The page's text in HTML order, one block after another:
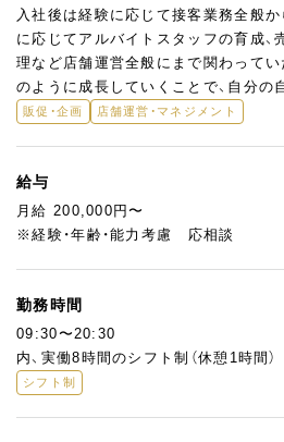
入社後は経験に応じて接客業務全般
に応じてアルバイトスタッフの育成、
理など店舗運営全般にまで関わってい
のように成長していくことで、自分の
販促・企画 店舗運営・マネジメント
給与
月給 200,000円〜
※経験・年齢・能力考慮 応相談
勤務時間
09:30〜20:30
内、実働8時間のシフト制（休憩1時間）
シフト制